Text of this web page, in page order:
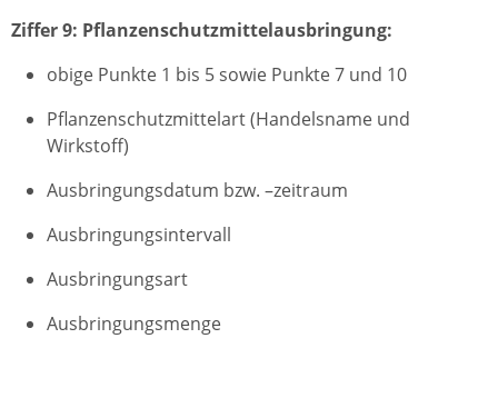
Ziffer 9: Pflanzenschutzmittelausbringung:
obige Punkte 1 bis 5 sowie Punkte 7 und 10
Pflanzenschutzmittelart (Handelsname und
Wirkstoff)
Ausbringungsdatum bzw. –zeitraum
Ausbringungsintervall
Ausbringungsart
Ausbringungsmenge